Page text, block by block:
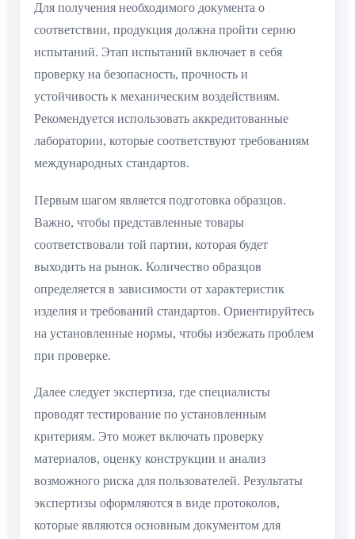
Для получения необходимого документа о
соответствии, продукция должна пройти серию
испытаний. Этап испытаний включает в себя
проверку на безопасность, прочность и
устойчивость к механическим воздействиям.
Рекомендуется использовать аккредитованные
лаборатории, которые соответствуют требованиям
международных стандартов.
Первым шагом является подготовка образцов.
Важно, чтобы представленные товары
соответствовали той партии, которая будет
выходить на рынок. Количество образцов
определяется в зависимости от характеристик
изделия и требований стандартов. Ориентируйтесь
на установленные нормы, чтобы избежать проблем
при проверке.
Далее следует экспертиза, где специалисты
проводят тестирование по установленным
критериям. Это может включать проверку
материалов, оценку конструкции и анализ
возможного риска для пользователей. Результаты
экспертизы оформляются в виде протоколов,
которые являются основным документом для